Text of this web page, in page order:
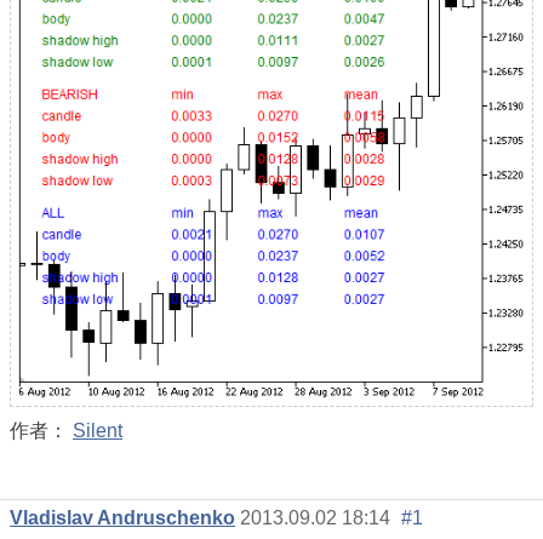
作者： Silent
Vladislav Andruschenko 2013.09.02 18:14 #1